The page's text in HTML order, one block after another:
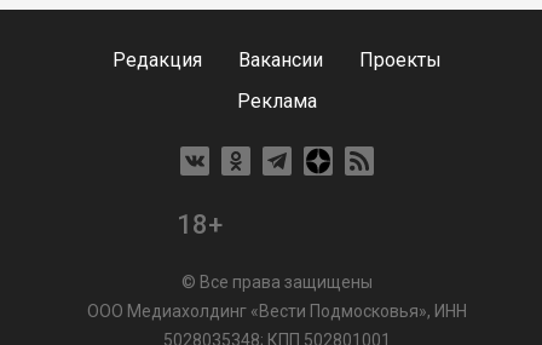
Редакция Вакансии
Проекты
Реклама
18+
© Все права защищены
ООО Медиахолдинг «Вести Подмосковья», ИНН
5028035348; КПП 502801001